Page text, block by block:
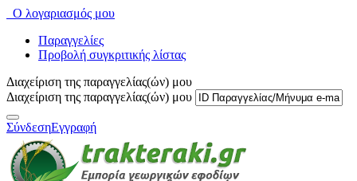
Ο λογαριασμός μου
Παραγγελίες
Προβολή συγκριτικής λίστας
Διαχείριση της παραγγελίας(ών) μου
Διαχείριση της παραγγελίας(ών) μου
ΣύνδεσηΕγγραφή